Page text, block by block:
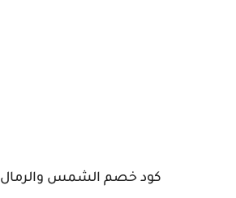
كود خصم الشمس والرمال LKP54